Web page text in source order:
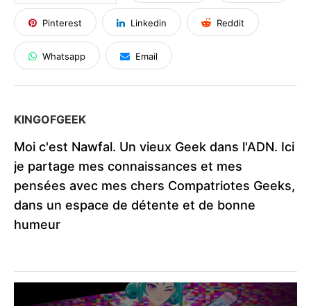
Pinterest Linkedin Reddit
Whatsapp Email
KINGOFGEEK
Moi c'est Nawfal. Un vieux Geek dans l'ADN. Ici
je partage mes connaissances et mes
pensées avec mes chers Compatriotes Geeks,
dans un espace de détente et de bonne
humeur